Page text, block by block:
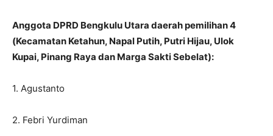
Anggota DPRD Bengkulu Utara daerah pemilihan 4
(Kecamatan Ketahun, Napal Putih, Putri Hijau, Ulok
Kupai, Pinang Raya dan Marga Sakti Sebelat):
1. Agustanto
2. Febri Yurdiman